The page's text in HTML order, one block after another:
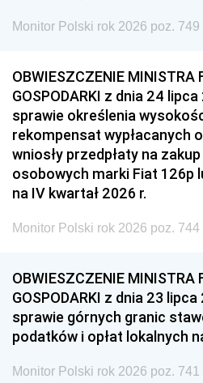
Monitor Polski rok 2026 poz. 749
OBWIESZCZENIE MINISTRA
GOSPODARKI z dnia 24
sprawie określenia
rekompensat wypłacanych
wniosły przedpłaty na
osobowych marki Fiat 126p
na IV kwartał 2026 r.
Monitor Polski rok 2026 poz. 744
OBWIESZCZENIE MINISTRA
GOSPODARKI z dnia 23 lipca
sprawie górnych granic
podatków i opłat lokalnych
Monitor Polski rok 2026 poz. 741